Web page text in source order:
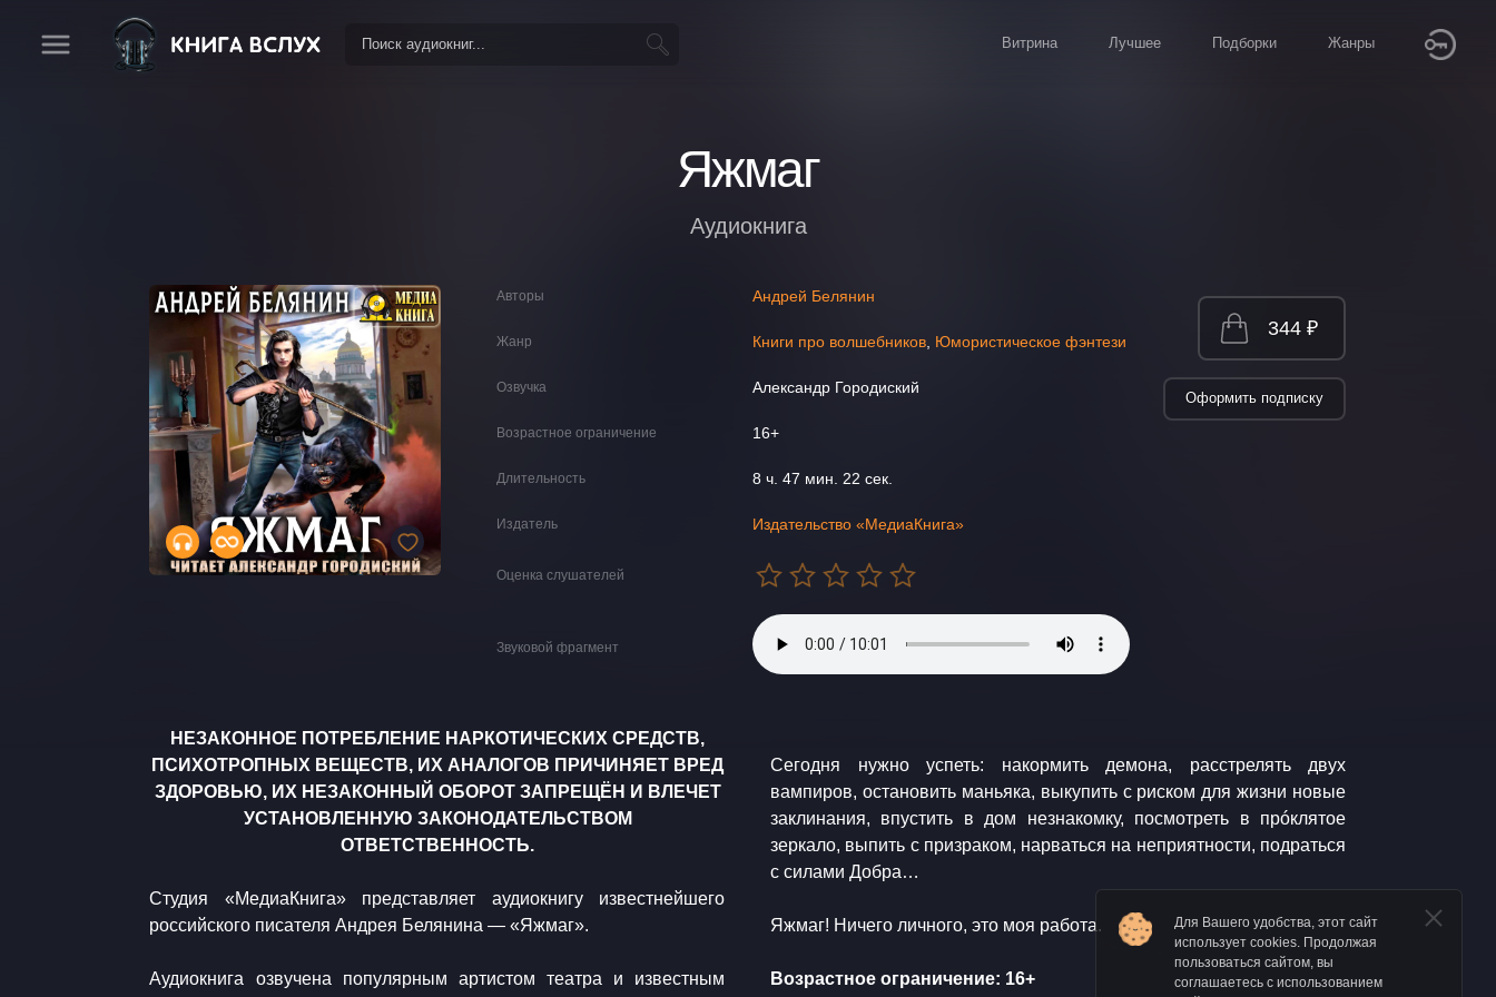
Витрина Лучшее Подборки Жанры
Яжмаг
Аудиокнига
Авторы Андрей Белянин
Жанр Книги про волшебников Юмористическое фэнтези
Озвучка Александр Городиский
Возрастное ограничение 16+
Длительность 8 ч. 47 мин. 22 сек.
Издатель Издательство «МедиаКнига»
Оценка слушателей
Звуковой фрагмент
344 ₽
Оформить подписку
НЕЗАКОННОЕ ПОТРЕБЛЕНИЕ НАРКОТИЧЕСКИХ СРЕДСТВ,
ПСИХОТРОПНЫХ ВЕЩЕСТВ, ИХ АНАЛОГОВ ПРИЧИНЯЕТ ВРЕД
ЗДОРОВЬЮ, ИХ НЕЗАКОННЫЙ ОБОРОТ ЗАПРЕЩЁН И ВЛЕЧЕТ
УСТАНОВЛЕННУЮ ЗАКОНОДАТЕЛЬСТВОМ
ОТВЕТСТВЕННОСТЬ.
Студия «МедиаКнига» представляет аудиокнигу известнейшего
российского писателя Андрея Белянина — «Яжмаг».
Аудиокнига озвучена популярным артистом театра и известным
Сегодня нужно успеть: накормить демона, расстрелять двух
вампиров, остановить маньяка, выкупить с риском для жизни новые
заклинания, впустить в дом незнакомку, посмотреть в прóклятое
зеркало, выпить с призраком, нарваться на неприятности, подраться
с cилами Добра…
​Яжмаг! Ничего личного, это моя работа.
Возрастное ограничение: 16+
Для Вашего удобства, этот сайт
использует cookies. Продолжая
пользоваться сайтом, вы
соглашаетесь с использованием